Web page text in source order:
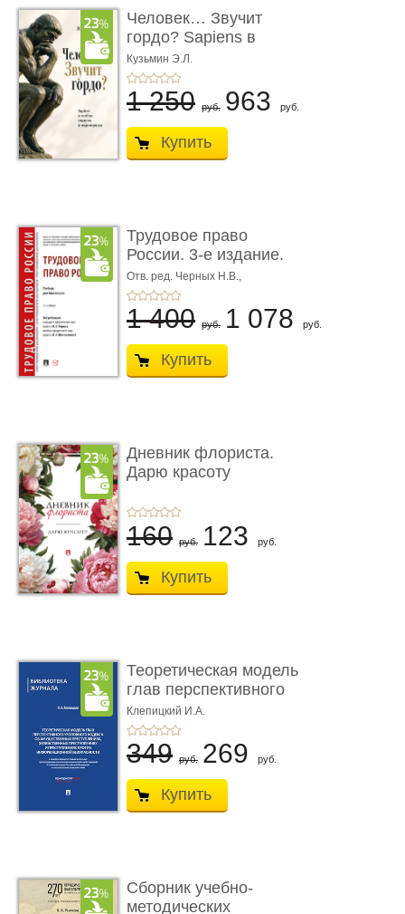
Человек… Звучит
гордо? Sapiens в
тенётах социума � ...
Кузьмин Э.Л.
1 250 руб. 963 руб.
Купить
Трудовое право
России. 3-е издание.
Учебник для ...
Отв. ред. Черных Н.В.,
Шестерякова И.В.
1 400 руб. 1 078 руб.
Купить
Дневник флориста.
Дарю красоту
160 руб. 123 руб.
Купить
Теоретическая модель
глав перспективного
УК о ...
Клепицкий И.А.
349 руб. 269 руб.
Купить
Сборник учебно-
методических